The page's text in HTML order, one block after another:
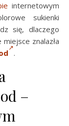
internetowym
sukienki
się, dlaczego
znalazła
.
–